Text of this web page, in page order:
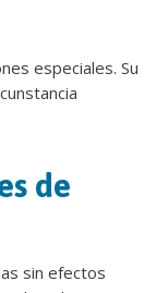
especiales. Su
de
sin efectos